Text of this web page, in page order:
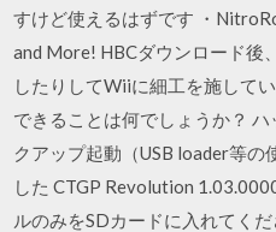
すけど使えるはずです ・
and More! HBCダウンロード後
したりしてWiiに細工を施して
できることは何でしょうか？
クアップ起動（USB loader等
した CTGP Revolution
ルのみをSDカードに入れてく